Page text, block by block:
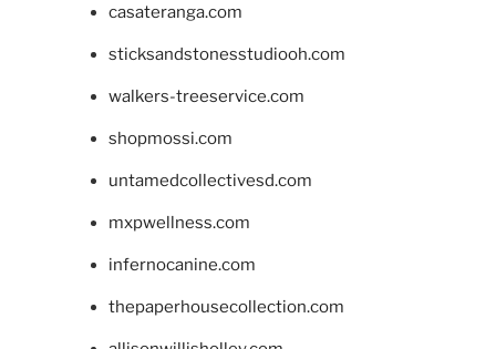
casateranga.com
sticksandstonesstudiooh.com
walkers-treeservice.com
shopmossi.com
untamedcollectivesd.com
mxpwellness.com
infernocanine.com
thepaperhousecollection.com